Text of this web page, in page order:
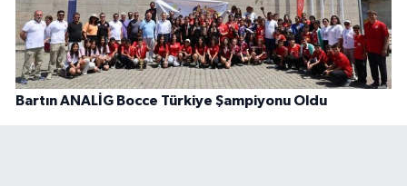
Bartın ANALİG Bocce Türkiye Şampiyonu Oldu